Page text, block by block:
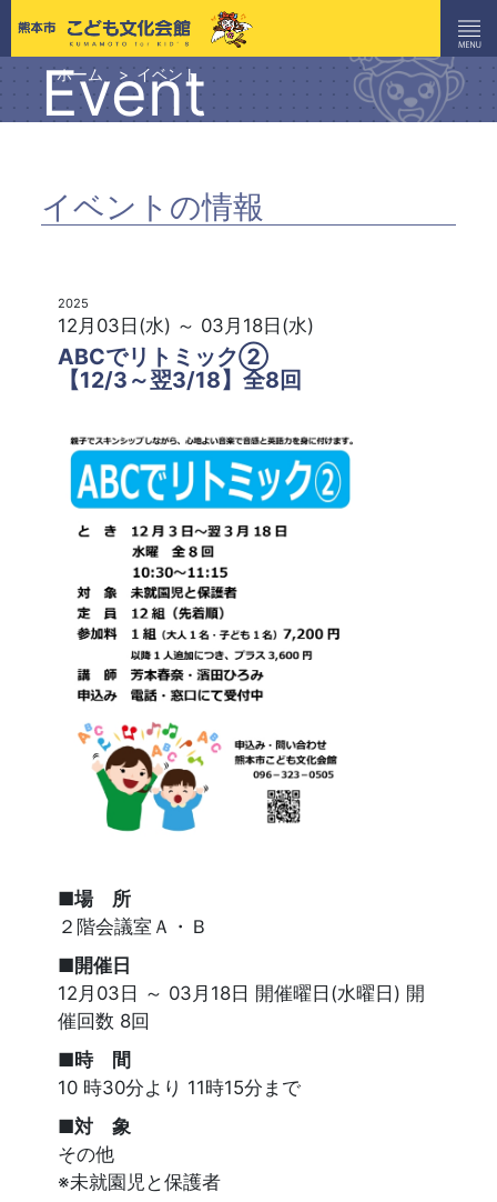
ホーム イベント
Event
イベントの情報
2025
12月03日(水) ～ 03月18日(水)
ABCでリトミック②
【12/3～翌3/18】全8回
■場 所
２階会議室Ａ・Ｂ
■開催日
12月03日 ～ 03月18日 開催曜日(水曜日) 開
催回数 8回
■時 間
10 時30分より 11時15分まで
■対 象
その他
※未就園児と保護者